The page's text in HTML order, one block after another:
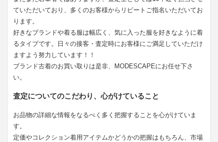
ていただいており、多くのお客様からリピートご指名いただいてお
ります。
好きなブランドや着る服は幅広く、気に入った服を好きなように着
るタイプです。日々の接客・査定時にお客様にご満足していただけ
ますよう努力しています！！
ブランド古着のお買い取りは是非、MODESCAPEにお任せ下さ
い。
査定についてのこだわり、心がけていること
お品物の詳細な情報をなるべく多く把握することを心がけていま
す。
定価やコレクション着用アイテムかどうかの把握はもちろん、市場